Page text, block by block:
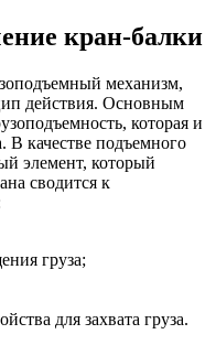
кран-балки
механизм,
действия. Основным
которая и
В качестве подъемного
элемент, который
сводится к
груза;
для захвата груза.